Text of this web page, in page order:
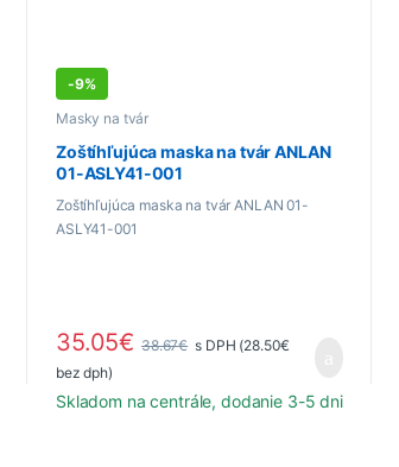
-9%
Masky na tvár
Zoštíhľujúca maska na tvár ANLAN
01-ASLY41-001
Zoštíhľujúca maska na tvár ANLAN 01-
ASLY41-001
35.05€ 38.67€ s DPH (28.50€
bez dph)
Skladom na centrále, dodanie 3-5 dni